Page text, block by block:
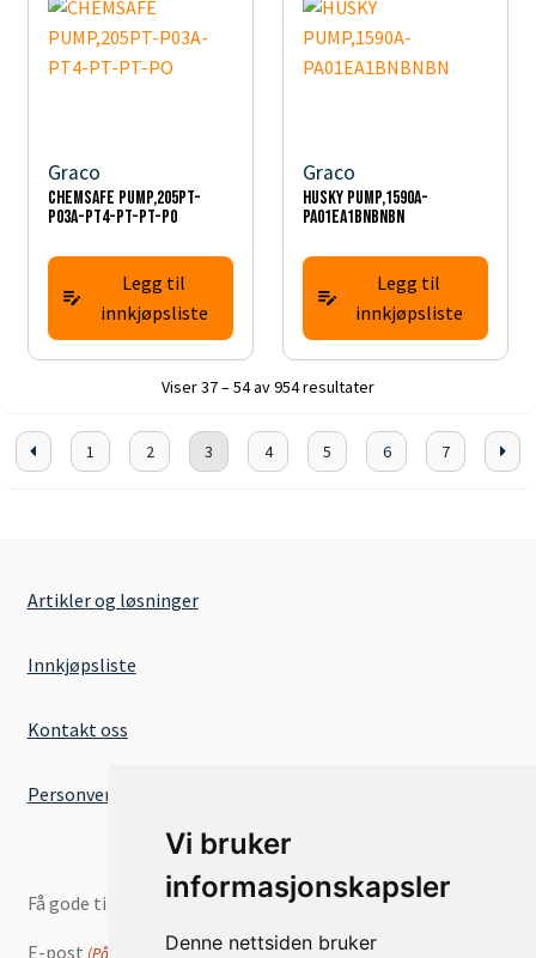
Vi bruker
informasjonskapsler
Denne nettsiden bruker
Graco
CHEMSAFE PUMP,205PT-
P03A-PT4-PT-PT-PO
Legg til
innkjøpsliste
Graco
HUSKY PUMP,1590A-
PA01EA1BNBNBN
Legg til
innkjøpsliste
Viser 37 – 54 av 954 resultater
1 2 3 4 5 6 7
Artikler og løsninger
Innkjøpsliste
Kontakt oss
Personvernserklæring
Få gode tilbud og nyheter på e-post
E-post (Påkrevd)